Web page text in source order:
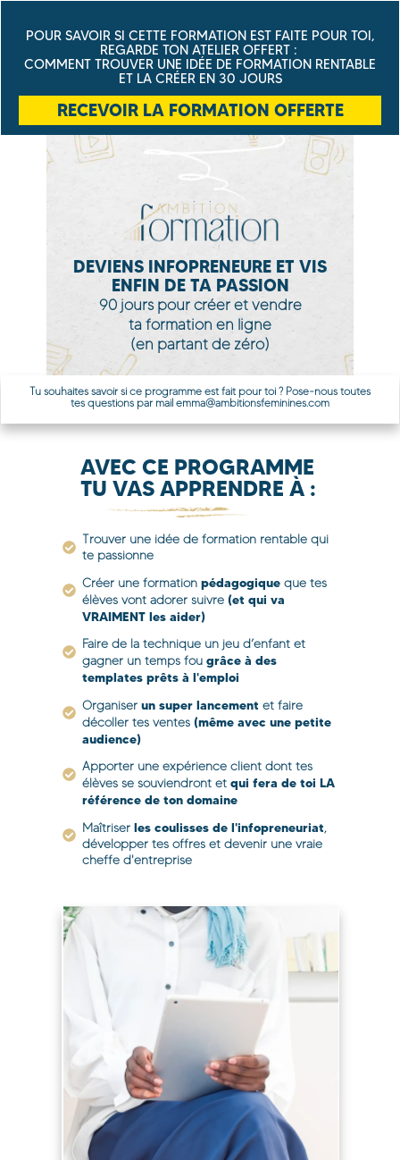
POUR SAVOIR SI CETTE FORMATION EST FAITE POUR TOI,
REGARDE TON ATELIER OFFERT :
COMMENT TROUVER UNE IDÉE DE FORMATION RENTABLE
ET LA CRÉER EN 30 JOURS
RECEVOIR LA FORMATION OFFERTE
DEVIENS INFOPRENEURE ET VIS
ENFIN DE TA PASSION
90 jours pour créer et vendre
ta formation en ligne
(en partant de zéro)
Tu souhaites savoir si ce programme est fait pour toi ? Pose-nous toutes
tes questions par mail emma@ambitionsfeminines.com
AVEC CE PROGRAMME
TU VAS APPRENDRE À :
Trouver une idée de formation rentable qui
te passionne
Créer une formation pédagogiqueque tes
élèves vont adorer suivre (et qui va
VRAIMENT les aider)
Faire de la technique un jeu d’enfant et
gagner un temps fou grâce à des
templates prêts à l'emploi
Organiser un super lancement et faire
décoller tes ventes (même avec une petite
audience)
Apporter une expérience client dont tes
élèves se souviendront et qui fera de toi LA
référence de ton domaine
Maîtriser les coulisses de l'infopreneuriat,
développer tes offres et devenir une vraie
cheffe d'entreprise